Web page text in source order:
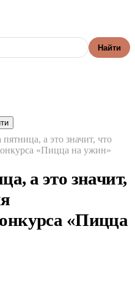
Найти
а это значит, что
«Пицца на ужин»
а это значит,
«Пицца